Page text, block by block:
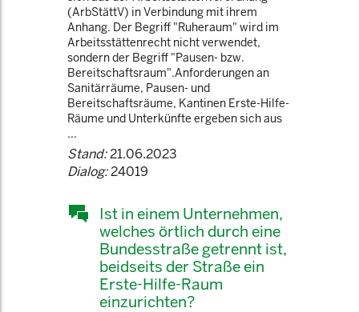
(ArbStättV) in Verbindung mit ihrem
Anhang. Der Begriff "Ruheraum" wird im
Arbeitsstättenrecht nicht verwendet,
sondern der Begriff "Pausen- bzw.
Bereitschaftsraum".Anforderungen an
Sanitärräume, Pausen- und
Bereitschaftsräume, Kantinen Erste-Hilfe-
Räume und Unterkünfte ergeben sich aus
...
Stand:21.06.2023
Dialog:24019
Ist in einem Unternehmen,
welches örtlich durch eine
Bundesstraße getrennt ist,
beidseits der Straße ein
Erste-Hilfe-Raum
einzurichten?